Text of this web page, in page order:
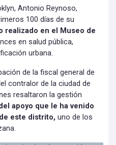
Antonio Reynoso,
100 días de su
realizado en el Museo de
en salud pública,
urbana.
de la fiscal general de
contralor de la ciudad de
resaltaron la gestión
apoyo que le ha venido
este distrito, uno de los